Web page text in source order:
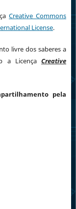
Creative Commons
License.
livre dos saberes a
a LicençaCreative
pela